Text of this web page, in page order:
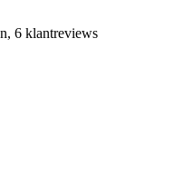
6 klantreviews